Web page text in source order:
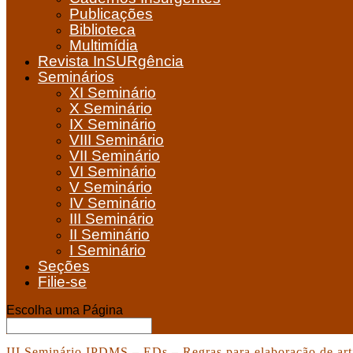
Publicações
Biblioteca
Multimídia
Revista InSURgência
Seminários
XI Seminário
X Seminário
IX Seminário
VIII Seminário
VII Seminário
VI Seminário
V Seminário
IV Seminário
III Seminário
II Seminário
I Seminário
Seções
Filie-se
Escolha uma Página